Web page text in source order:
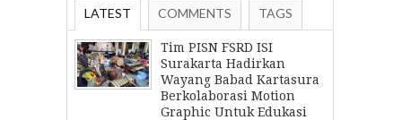
LATEST COMMENTS TAGS
Tim PISN FSRD ISI
Surakarta Hadirkan
Wayang Babad Kartasura
Berkolaborasi Motion
Graphic Untuk Edukasi